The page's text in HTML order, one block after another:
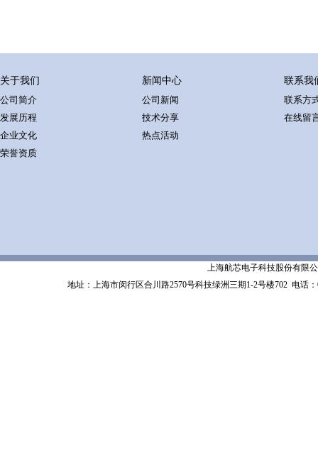
关于我们
公司简介
发展历程
企业文化
荣誉资质
新闻中心
公司新闻
技术分享
热点活动
联系我
联系方
在线留
上海航芯电子科技股份有限公
地址：上海市闵行区合川路2570号科技绿洲三期1-2号楼702 电话